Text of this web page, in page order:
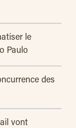
le
Paulo
des
vont